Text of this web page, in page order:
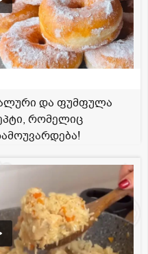
და ფუმფულა
რომელიც